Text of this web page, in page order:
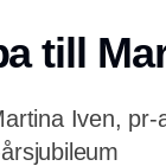
till
Iven,